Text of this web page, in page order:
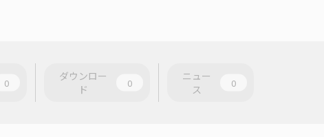
0
ダウンロー
ド
0
ニュー
ス
0